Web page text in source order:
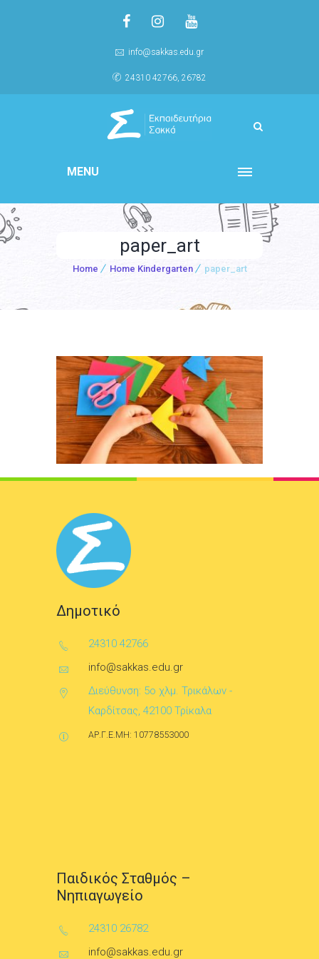
info@sakkas.edu.gr
24310 42766, 26782
MENU
paper_art
Home Home Kindergarten paper_art
Δημοτικό
24310 42766
info@sakkas.edu.gr
Διεύθυνση: 5ο χλμ. Τρικάλων -
Καρδίτσας, 42100 Τρίκαλα
ΑΡ.Γ.Ε.ΜΗ: 10778553000
Παιδικός Σταθμός –
Νηπιαγωγείο
24310 26782
info@sakkas.edu.gr